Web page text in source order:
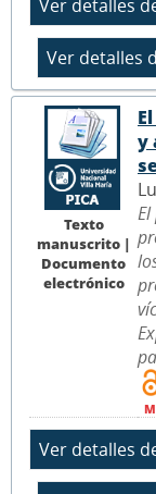
Texto
manuscrito |
Documento
electrónico
y